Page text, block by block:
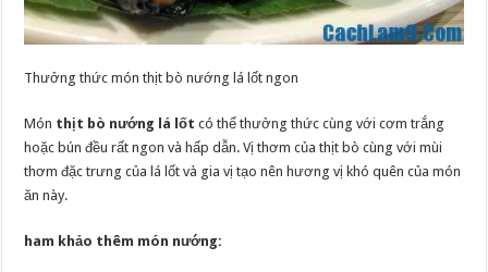
Thưởng thức món thịt bò nướng lá lốt ngon
Món thịt bò nướng lá lốt có thể thưởng thức cùng với cơm trắng
hoặc bún đều rất ngon và hấp dẫn. Vị thơm của thịt bò cùng với mùi
thơm đặc trưng của lá lốt và gia vị tạo nên hương vị khó quên của món
ăn này.
ham khảo thêm món nướng: